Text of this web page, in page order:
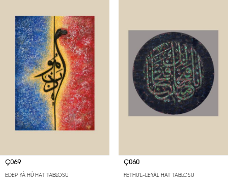
Ç069
EDEP YÂ HÛ HAT TABLOSU
Ç060
FETHU'L-LEYÂL HAT TABLOSU